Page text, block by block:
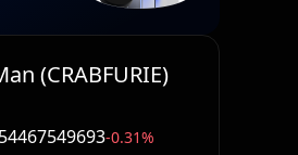
(CRABFURIE)
-0.31%